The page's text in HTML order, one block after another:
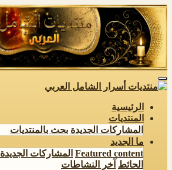
الرئيسية
المنتديات
المشاركات الجديدة بحث بالمنتديات
ما الجديد
Featured content المشاركات الجديدة
الحائط آخر النشاطات